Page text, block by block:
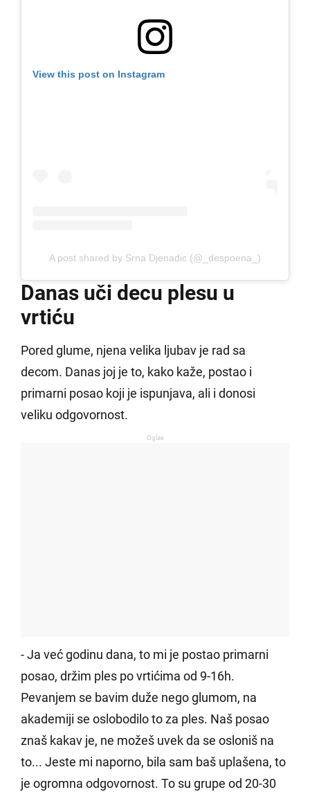
View this post on Instagram
A post shared by Srna Djenadic (@_despoena_)
Danas uči decu plesu u
vrtiću
Pored glume, njena velika ljubav je rad sa
decom. Danas joj je to, kako kaže, postao i
primarni posao koji je ispunjava, ali i donosi
veliku odgovornost.
Oglas
- Ja već godinu dana, to mi je postao primarni
posao, držim ples po vrtićima od 9-16h.
Pevanjem se bavim duže nego glumom, na
akademiji se oslobodilo to za ples. Naš posao
znaš kakav je, ne možeš uvek da se osloniš na
to... Jeste mi naporno, bila sam baš uplašena, to
je ogromna odgovornost. To su grupe od 20-30